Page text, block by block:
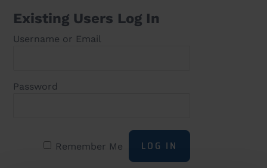
Existing Users Log In
Username or Email
Password
Remember Me